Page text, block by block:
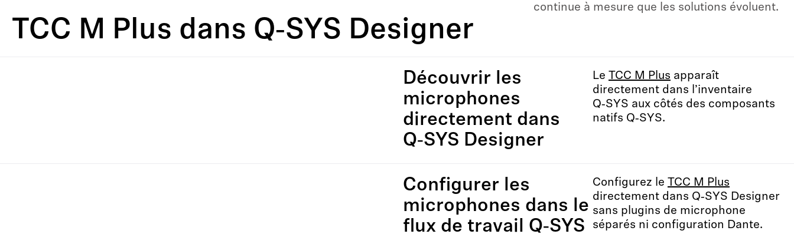
continue à mesure que les solutions évoluent.
TCC M Plus dans Q‑SYS Designer
Découvrir les
microphones
directement dans
Q‑SYS Designer
Le TCC M Plus apparaît
directement dans l’inventaire
Q‑SYS aux côtés des composants
natifs Q‑SYS.
Configurer les
microphones dans le
flux de travail Q‑SYS
Configurez le TCC M Plus
directement dans Q‑SYS Designer
sans plugins de microphone
séparés ni configuration Dante.